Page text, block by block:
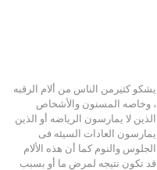
يشكو كثيرمن الناس من ألام الرقبه
، وخاصه المسنون والأشخاص
الذين لا يمارسون الرياضه أو الذين
يمارسون العادات السيئه فى
الجلوس والنوم كما أن هذه الألام
قد تكون نتيجه لمرض ما أو بسبب